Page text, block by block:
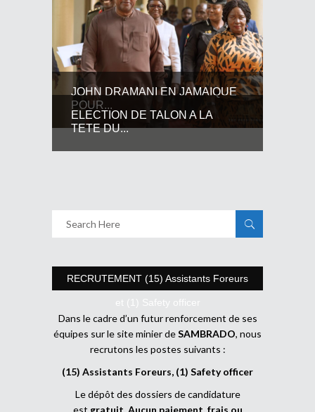
JOHN DRAMANI EN JAMAIQUE
POUR...
ELECTION DE TALON A LA
TETE DU...
RECRUTEMENT (15) Assistants Foreurs
et (1) Safety officer
Dans le cadre d’un futur renforcement de ses
équipes sur le site minier deSAMBRADO, nous
recrutons les postes suivants :
(15) Assistants Foreurs, (1) Safety officer
Le dépôt des dossiers de candidature
est gratuit.Aucun paiement, frais ou